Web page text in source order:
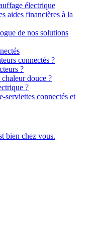
électrique
aides financières à la
de nos solutions
connectés ?
?
douce ?
?
serviettes connectés et
bien chez vous.